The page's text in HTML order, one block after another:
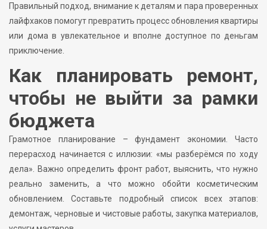
Правильный подход, внимание к деталям и пара проверенных
лайфхаков помогут превратить процесс обновления квартиры
или дома в увлекательное и вполне доступное по деньгам
приключение.
Как планировать ремонт,
чтобы не выйти за рамки
бюджета
Грамотное планирование – фундамент экономии. Часто
перерасход начинается с иллюзии: «мы разберёмся по ходу
дела». Важно определить фронт работ, выяснить, что нужно
реально заменить, а что можно обойти косметическим
обновлением. Составьте подробный список всех этапов:
демонтаж, черновые и чистовые работы, закупка материалов,